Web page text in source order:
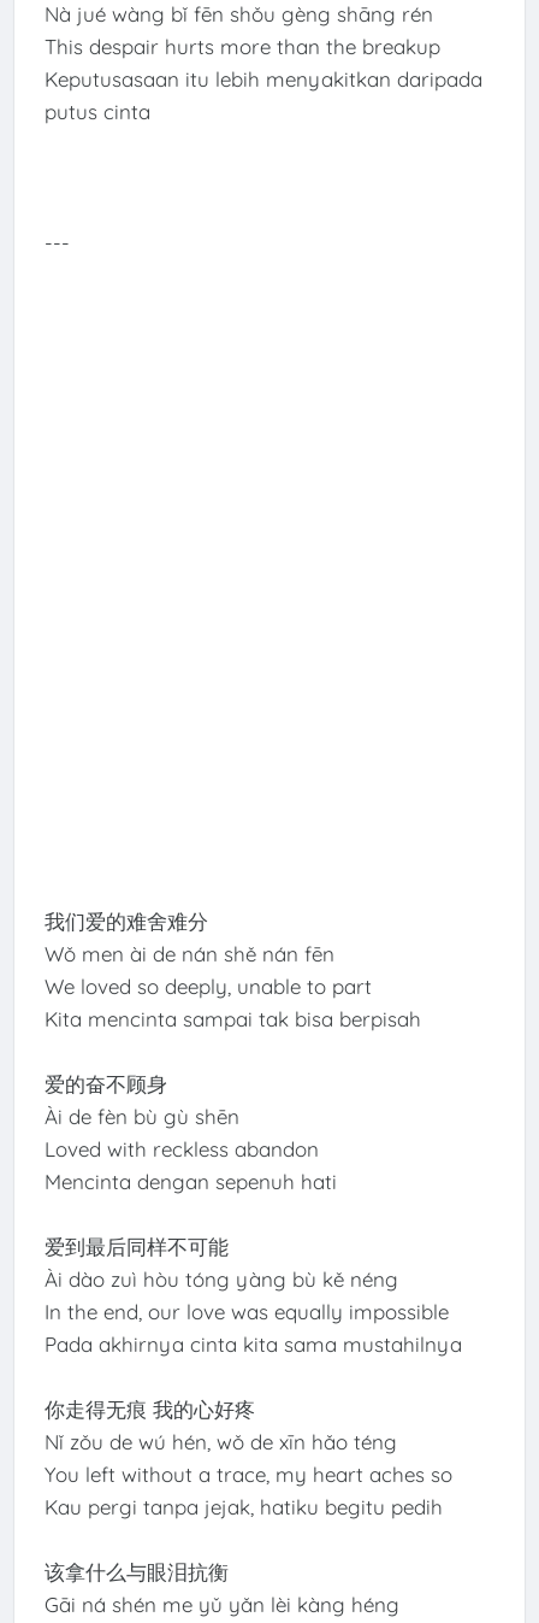
Nà jué wàng bǐ fēn shǒu gèng shāng rén
This despair hurts more than the breakup
Keputusasaan itu lebih menyakitkan daripada
putus cinta
---
我们爱的难舍难分
Wǒ men ài de nán shě nán fēn
We loved so deeply, unable to part
Kita mencinta sampai tak bisa berpisah
爱的奋不顾身
Ài de fèn bù gù shēn
Loved with reckless abandon
Mencinta dengan sepenuh hati
爱到最后同样不可能
Ài dào zuì hòu tóng yàng bù kě néng
In the end, our love was equally impossible
Pada akhirnya cinta kita sama mustahilnya
你走得无痕 我的心好疼
Nǐ zǒu de wú hén, wǒ de xīn hǎo téng
You left without a trace, my heart aches so
Kau pergi tanpa jejak, hatiku begitu pedih
该拿什么与眼泪抗衡
Gāi ná shén me yǔ yǎn lèi kàng héng